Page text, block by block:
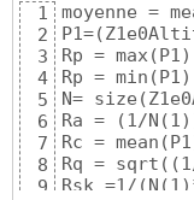
1
2
3
4
5
6
7
8
9
moyenne =
P1=(
Rp = max( P1)
Rp = min ( P1)
N= size (
Ra =
(1/N (1)
Rc = mean ( P1
Rq = sqrt ( (
Rsk =1/ (N (1 )